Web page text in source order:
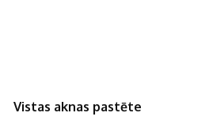
Vistas aknas pastēte